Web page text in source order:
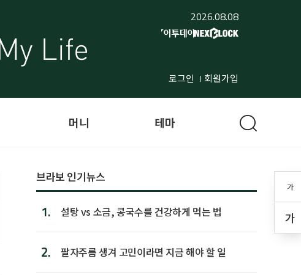
2026.08.08
로그인 회원가입
가
가
머니 테마
브라보 인기뉴스
1. 설탕 vs 소금, 콩국수를 건강하게 먹는 법
2. 팔자주름 생겨 고민이라면 지금 해야 할 일